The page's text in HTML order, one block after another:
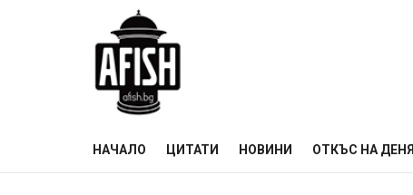
НАЧАЛО ЦИТАТИ НОВИНИ ОТКЪС НА ДЕНЯ